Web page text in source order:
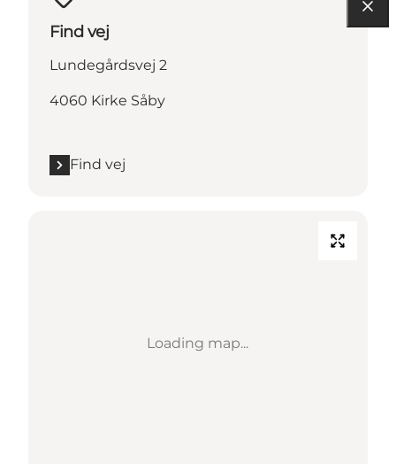
Find vej
Lundegårdsvej 2
4060 Kirke Såby
Find vej
Loading map...